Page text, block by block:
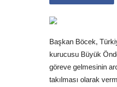
Başkan Böcek,
kurucusu Büyük
göreve gelmesinin
takılması olarak